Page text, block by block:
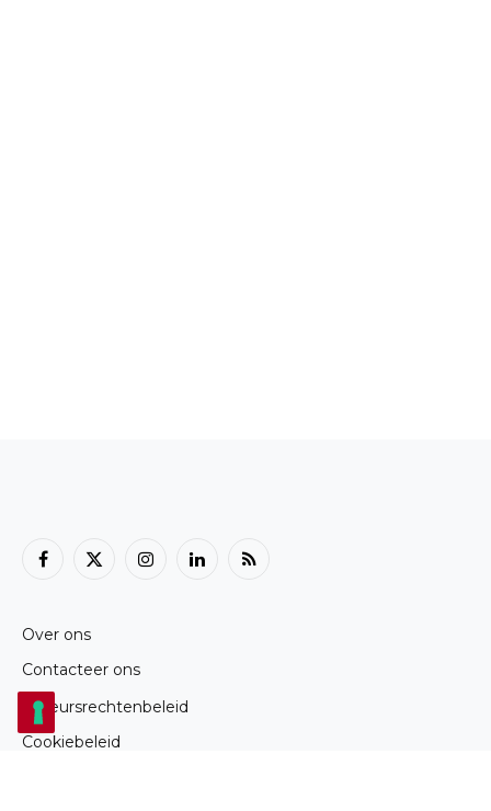
Facebook
X
InstagramLinkedInRSS
Over ons
Contacteer ons
Auteursrechtenbeleid
Cookiebeleid